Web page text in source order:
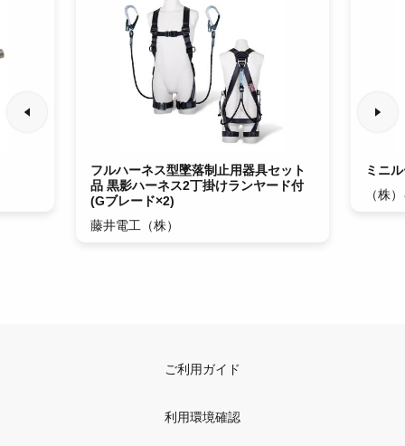
フルハーネス型墜落制止用器具セット
品 黒影ハーネス2丁掛けランヤード付
(Gブレード×2)
藤井電工（株）
ミニ
（株
ご利用ガイド
利用環境確認